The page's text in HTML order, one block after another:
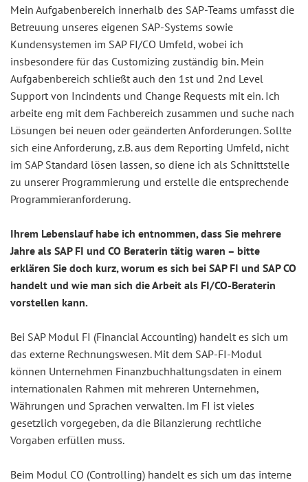
Mein Aufgabenbereich innerhalb des SAP-Teams umfasst die
Betreuung unseres eigenen SAP-Systems sowie
Kundensystemen im SAP FI/CO Umfeld, wobei ich
insbesondere für das Customizing zuständig bin. Mein
Aufgabenbereich schließt auch den 1st und 2nd Level
Support von Incindents und Change Requests mit ein. Ich
arbeite eng mit dem Fachbereich zusammen und suche nach
Lösungen bei neuen oder geänderten Anforderungen. Sollte
sich eine Anforderung, z.B. aus dem Reporting Umfeld, nicht
im SAP Standard lösen lassen, so diene ich als Schnittstelle
zu unserer Programmierung und erstelle die entsprechende
Programmieranforderung.
Ihrem Lebenslauf habe ich entnommen, dass Sie mehrere
Jahre als SAP FI und CO Beraterin tätig waren – bitte
erklären Sie doch kurz, worum es sich bei SAP FI und SAP CO
handelt und wie man sich die Arbeit als FI/CO-Beraterin
vorstellen kann.
Bei SAP Modul FI (Financial Accounting) handelt es sich um
das externe Rechnungswesen. Mit dem SAP-FI-Modul
können Unternehmen Finanzbuchhaltungsdaten in einem
internationalen Rahmen mit mehreren Unternehmen,
Währungen und Sprachen verwalten. Im FI ist vieles
gesetzlich vorgegeben, da die Bilanzierung rechtliche
Vorgaben erfüllen muss.
Beim Modul CO (Controlling) handelt es sich um das interne